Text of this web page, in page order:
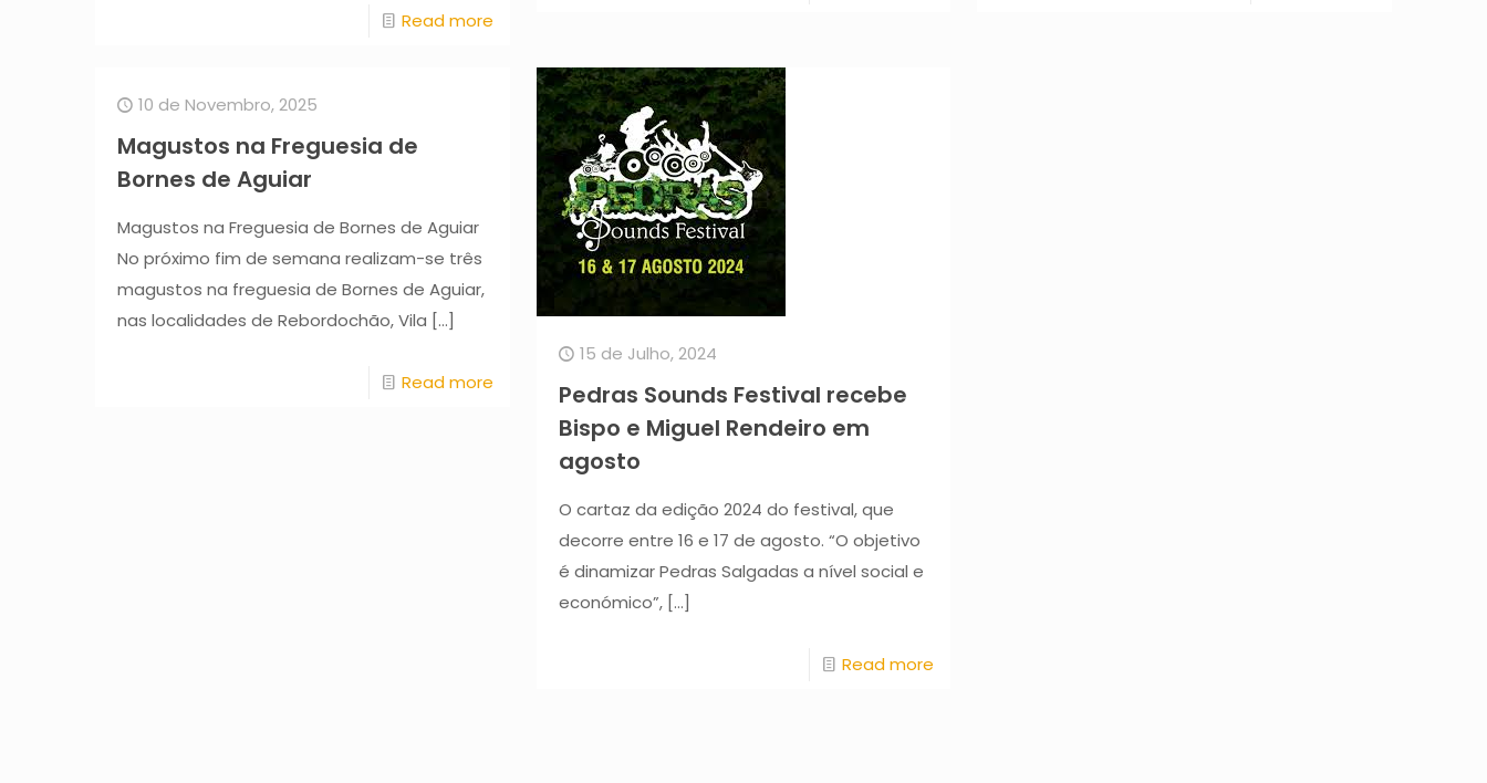
Read more
10 de Novembro, 2025
Magustos na Freguesia de
Bornes de Aguiar
Magustos na Freguesia de Bornes de Aguiar
No próximo fim de semana realizam-se três
magustos na freguesia de Bornes de Aguiar,
nas localidades de Rebordochão, Vila […]
Read more
15 de Julho, 2024
Pedras Sounds Festival recebe
Bispo e Miguel Rendeiro em
agosto
O cartaz da edição 2024 do festival, que
decorre entre 16 e 17 de agosto. “O objetivo
é dinamizar Pedras Salgadas a nível social e
económico”,[…]
Read more